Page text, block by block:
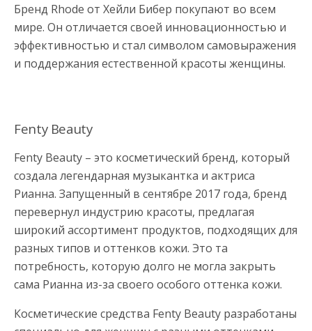
Бренд Rhode от Хейли Бибер покупают во всем
мире. Он отличается своей инновационностью и
эффективностью и стал символом самовыражения
и поддержания естественной красоты женщины.
Fenty Beauty
Fenty Beauty – это косметический бренд, который
создала легендарная музыкантка и актриса
Рианна. Запущенный в сентябре 2017 года, бренд
перевернул индустрию красоты, предлагая
широкий ассортимент продуктов, подходящих для
разных типов и оттенков кожи. Это та
потребность, которую долго не могла закрыть
сама Рианна из-за своего особого оттенка кожи.
Косметические средства Fenty Beauty разработаны